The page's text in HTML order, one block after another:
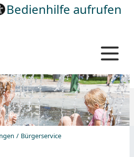
Bedienhilfe aufrufen
Bürgerservice